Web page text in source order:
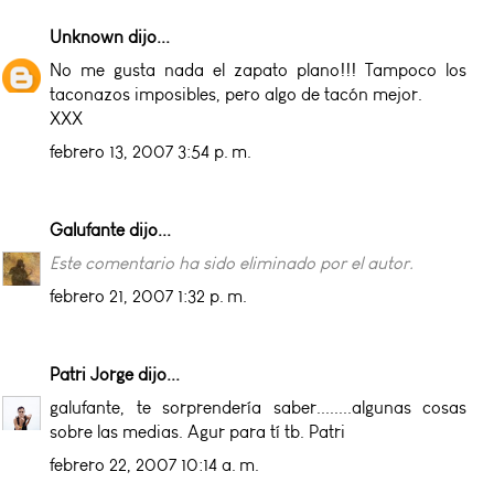
Unknown dijo...
No me gusta nada el zapato plano!!! Tampoco los
taconazos imposibles, pero algo de tacón mejor.
XXX
febrero 13, 2007 3:54 p. m.
Galufantedijo...
Este comentario ha sido eliminado por el autor.
febrero 21, 2007 1:32 p. m.
Patri Jorgedijo...
galufante, te sorprendería saber........algunas cosas
sobre las medias. Agur para tí tb. Patri
febrero 22, 2007 10:14 a. m.